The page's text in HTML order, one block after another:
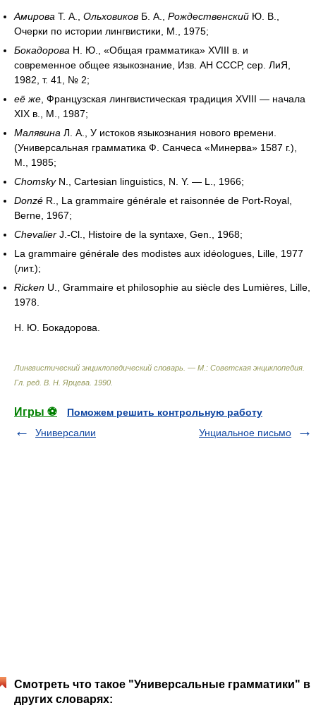
Амирова Т. А., Ольховиков Б. А., Рождественский Ю. В.,
Очерки по истории лингвистики, М., 1975;
Бокадорова Н. Ю., «Общая грамматика» XVIII в. и
современное общее языкознание, Изв. АН СССР, сер. ЛиЯ,
1982, т. 41, № 2;
её же , Французская лингвистическая традиция XVIII — начала
XIX в., М., 1987;
Малявина Л. А., У истоков языкознания нового времени.
(Универсальная грамматика Ф. Санчеса «Минерва» 1587 г.),
М., 1985;
Chomsky N., Cartesian linguistics, N. Y. — L., 1966;
Donzé R., La grammaire générale et raisonnée de Port-Royal,
Berne, 1967;
Chevalier J.‑Cl., Histoire de la syntaxe, Gen., 1968;
La grammaire générale des modistes aux idéologues, Lille, 1977
(лит.);
Ricken U., Grammaire et philosophie au siècle des Lumières, Lille,
1978.
Н. Ю. Бокадорова.
Лингвистический энциклопедический словарь. — М.: Советская энциклопедия
Гл. ред. В. Н. Ярцева 1990
Игры ⚽
Поможем решить контрольную работу
Универсалии
Унциальное письмо
Смотреть что такое "Универсальные грамматики" в
других словарях: